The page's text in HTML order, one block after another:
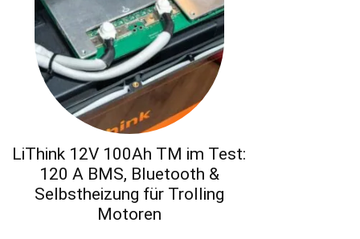
LiThink 12V 100Ah TM im Test:
120 A BMS, Bluetooth &
Selbstheizung für Trolling
Motoren